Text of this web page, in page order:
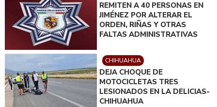
REMITEN A 40 PERSONAS EN
JIMÉNEZ POR ALTERAR EL
ORDEN, RIÑAS Y OTRAS
FALTAS ADMINISTRATIVAS
CHIHUAHUA
DEJA CHOQUE DE
MOTOCICLETAS TRES
LESIONADOS EN LA DELICIAS-
CHIHUAHUA